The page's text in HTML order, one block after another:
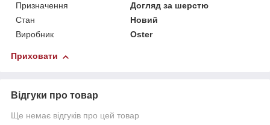
Призначення
Догляд за шерстю
Стан
Новий
Виробник
Oster
Приховати
Відгуки про товар
Ще немає відгуків про цей товар